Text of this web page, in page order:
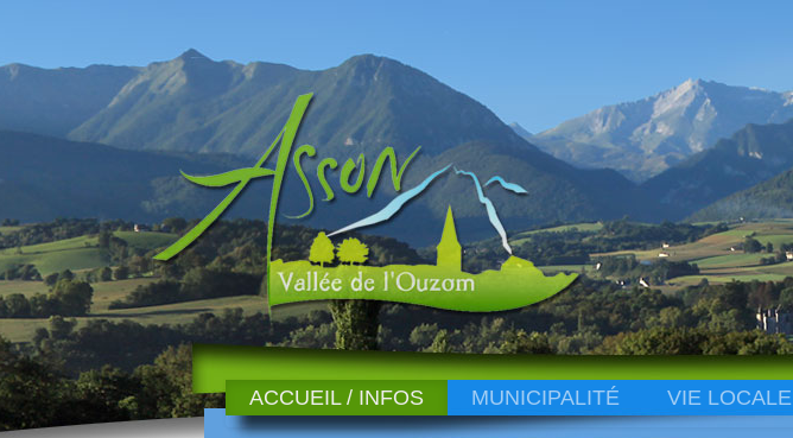
ACCUEIL / INFOS MUNICIPALITÉ VIE LOCALE